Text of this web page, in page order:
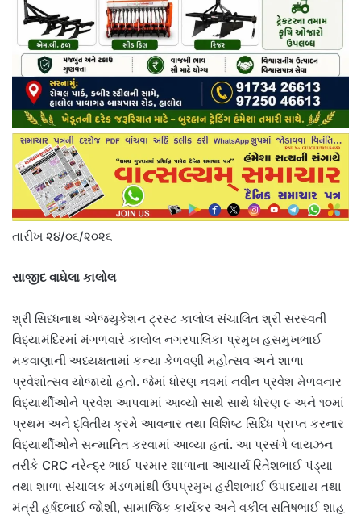
તારીખ ૨૪/૦૬/૨૦૨૬
સાજીદ વાઘેલા કાલોલ
શ્રી સિધ્ધનાથ એજ્યુકેશન ટ્રસ્ટ કાલોલ સંચાલિત શ્રી સરસ્વતી
વિદ્યામંદિરમાં મંગળવારે કાલોલ નગરપાલિકા પ્રમુખ હસમુખભાઈ
મકવાણાની અધ્યક્ષતામાં કન્યા કેળવણી મહોત્સવ અને શાળા
પ્રવેશોત્સવ યોજાયો હતો. જેમાં ધોરણ નવમાં નવીન પ્રવેશ મેળવનાર
વિદ્યાર્થીઓને પ્રવેશ આપવામાં આવ્યો સાથે સાથે ધોરણ ૯ અને ૧૦માં
પ્રથમ અને દ્વિતીય ક્રમે આવનાર તથા વિશિષ્ટ સિધ્ધિ પ્રાપ્ત કરનાર
વિદ્યાર્થીઓને સન્માનિત કરવામાં આવ્યા હતાં. આ પ્રસંગે લાયઝન
તરીકે CRC નરેન્દ્ર ભાઈ પરમાર શાળાના આચાર્ય રિતેશભાઈ પંડ્યા
તથા શાળા સંચાલક મંડળમાંથી ઉપપ્રમુખ હરીશભાઈ ઉપાધ્યાય તથા
મંત્રી હર્ષદભાઈ જોશી, સામાજિક કાર્યકર અને વકીલ સતિષભાઈ શાહ